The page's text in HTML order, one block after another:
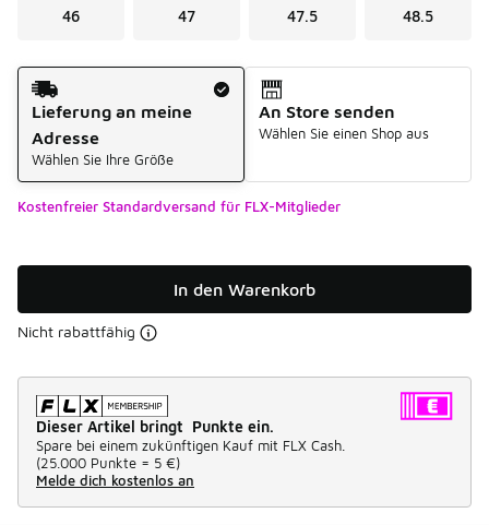
46 47 47.5 48.5
Versandart
Lieferung an meine
Adresse
Wählen Sie Ihre Größe
An Store senden
Wählen Sie einen Shop aus
Kostenfreier Standardversand für FLX-Mitglieder
In den Warenkorb
Nicht rabattfähig
Dieser Artikel bringt Punkte ein.
Spare bei einem zukünftigen Kauf mit FLX Cash.
(25.000 Punkte = 5 €)
Melde dich kostenlos an